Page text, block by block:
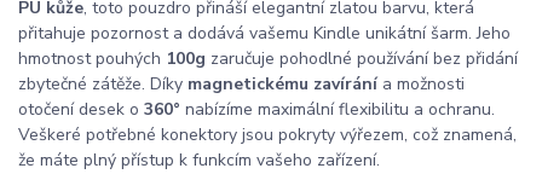
PU kůže, toto pouzdro přináší elegantní zlatou barvu, která
přitahuje pozornost a dodává vašemu Kindle unikátní šarm. Jeho
hmotnost pouhých 100g zaručuje pohodlné používání bez přidání
zbytečné zátěže. Díky magnetickému zavíránía možnosti
otočení desek o 360° nabízíme maximální flexibilitu a ochranu.
Veškeré potřebné konektory jsou pokryty výřezem, což znamená,
že máte plný přístup k funkcím vašeho zařízení.